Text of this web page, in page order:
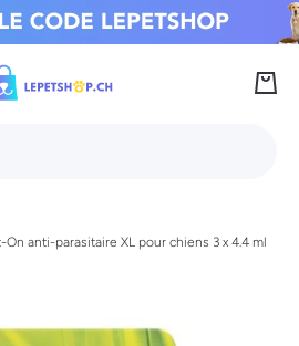
AU CONTENU
anti-parasitaire XL pour chiens 3 x 4.4 ml
produits